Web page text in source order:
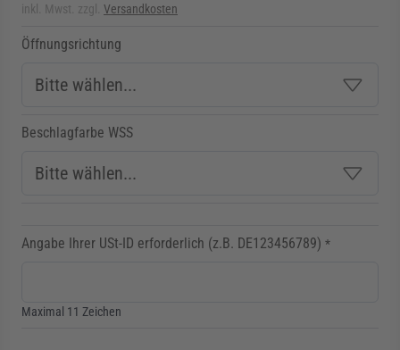
inkl. Mwst. zzgl. Versandkosten
Öffnungsrichtung
Beschlagfarbe WSS
Angabe Ihrer USt-ID erforderlich (z.B. DE123456789) *
Maximal 11 Zeichen